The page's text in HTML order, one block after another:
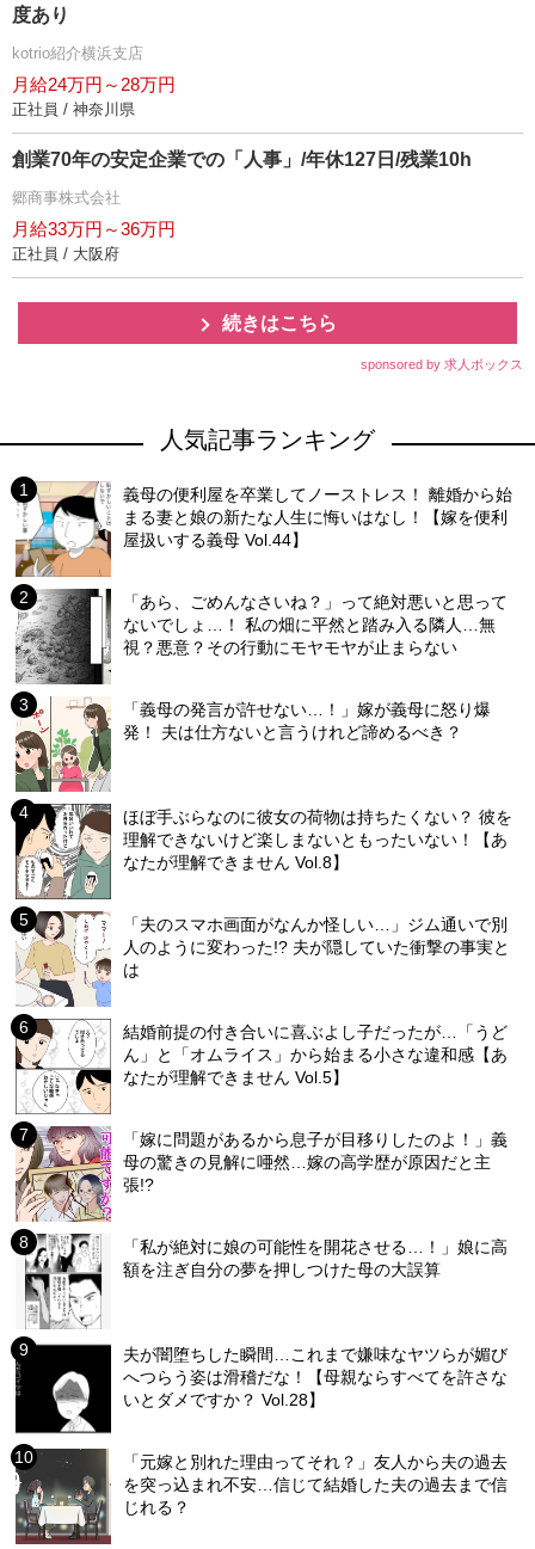
度あり
kotrio紹介横浜支店
月給24万円～28万円
正社員 / 神奈川県
創業70年の安定企業での「人事」/年休127日/残業10h
郷商事株式会社
月給33万円～36万円
正社員 / 大阪府
続きはこちら
sponsored by 求人ボックス
人気記事ランキング
義母の便利屋を卒業してノーストレス！ 離婚から始
まる妻と娘の新たな人生に悔いはなし！【嫁を便利
屋扱いする義母 Vol.44】
「あら、ごめんなさいね？」って絶対悪いと思って
ないでしょ…！ 私の畑に平然と踏み入る隣人…無
視？悪意？その行動にモヤモヤが止まらない
「義母の発言が許せない…！」嫁が義母に怒り爆
発！ 夫は仕方ないと言うけれど諦めるべき？
ほぼ手ぶらなのに彼女の荷物は持ちたくない？ 彼を
理解できないけど楽しまないともったいない！【あ
なたが理解できません Vol.8】
「夫のスマホ画面がなんか怪しい…」ジム通いで別
人のように変わった!? 夫が隠していた衝撃の事実と
は
結婚前提の付き合いに喜ぶよし子だったが…「うど
ん」と「オムライス」から始まる小さな違和感【あ
なたが理解できません Vol.5】
「嫁に問題があるから息子が目移りしたのよ！」義
母の驚きの見解に唖然…嫁の高学歴が原因だと主
張!?
「私が絶対に娘の可能性を開花させる…！」娘に高
額を注ぎ自分の夢を押しつけた母の大誤算
夫が闇堕ちした瞬間…これまで嫌味なヤツらが媚び
へつらう姿は滑稽だな！【母親ならすべてを許さな
いとダメですか？ Vol.28】
「元嫁と別れた理由ってそれ？」友人から夫の過去
を突っ込まれ不安…信じて結婚した夫の過去まで信
じれる？